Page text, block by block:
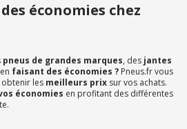
économies chez
pneus de grandes marques, des jantes
faisant des économies ? Pneus.fr vous
les meilleurs prix sur vos achats.
économies en profitant des différentes